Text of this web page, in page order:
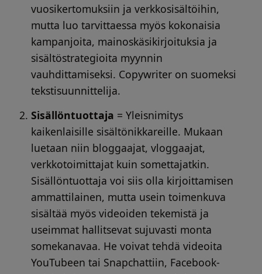
vuosikertomuksiin ja verkkosisältöihin,
mutta luo tarvittaessa myös kokonaisia
kampanjoita, mainoskäsikirjoituksia ja
sisältöstrategioita myynnin
vauhdittamiseksi. Copywriter on suomeksi
tekstisuunnittelija.
Sisällöntuottaja = Yleisnimitys
kaikenlaisille sisältönikkareille. Mukaan
luetaan niin bloggaajat, vloggaajat,
verkkotoimittajat kuin somettajatkin.
Sisällöntuottaja voi siis olla kirjoittamisen
ammattilainen, mutta usein toimenkuva
sisältää myös videoiden tekemistä ja
useimmat hallitsevat sujuvasti monta
somekanavaa. He voivat tehdä videoita
YouTubeen tai Snapchattiin, Facebook-